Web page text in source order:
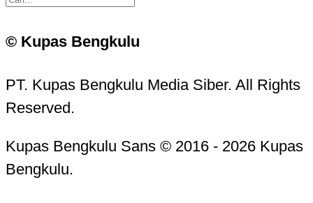
© Kupas Bengkulu
PT. Kupas Bengkulu Media Siber. All Rights
Reserved.
Kupas Bengkulu Sans © 2016 - 2026 Kupas
Bengkulu.